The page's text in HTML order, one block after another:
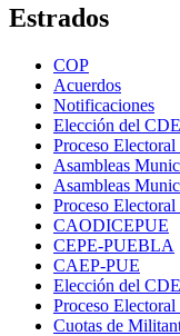
Estrados
COP
Acuerdos
Notificaciones
Elección del
Proceso
Asambleas
Asambleas
Proceso
CAODICEPUE
CEPE-PUEBLA
CAEP-PUE
Elección del
Proceso
Cuotas de